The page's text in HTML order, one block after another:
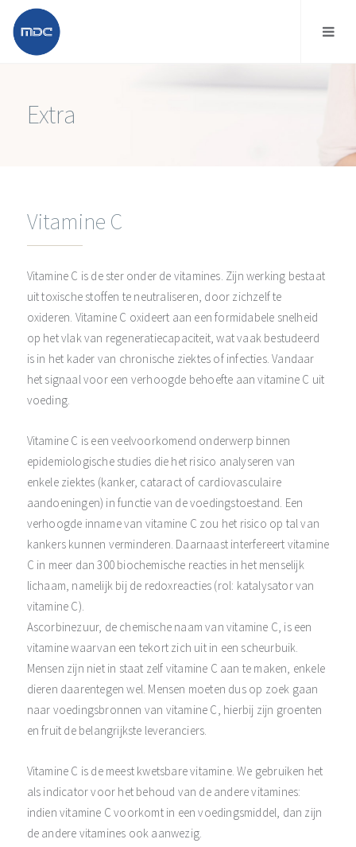
Extra
Vitamine C
Vitamine C is de ster onder de vitamines. Zijn werking bestaat
uit toxische stoffen te neutraliseren, door zichzelf te
oxideren. Vitamine C oxideert aan een formidabele snelheid
op het vlak van regeneratiecapaciteit, wat vaak bestudeerd
is in het kader van chronische ziektes of infecties. Vandaar
het signaal voor een verhoogde behoefte aan vitamine C uit
voeding.
Vitamine C is een veelvoorkomend onderwerp binnen
epidemiologische studies die het risico analyseren van
enkele ziektes (kanker, cataract of cardiovasculaire
aandoeningen) in functie van de voedingstoestand. Een
verhoogde inname van vitamine C zou het risico op tal van
kankers kunnen verminderen. Daarnaast interfereert vitamine
C in meer dan 300 biochemische reacties in het menselijk
lichaam, namelijk bij de redoxreacties (rol: katalysator van
vitamine C).
Ascorbinezuur, de chemische naam van vitamine C, is een
vitamine waarvan een tekort zich uit in een scheurbuik.
Mensen zijn niet in staat zelf vitamine C aan te maken, enkele
dieren daarentegen wel. Mensen moeten dus op zoek gaan
naar voedingsbronnen van vitamine C, hierbij zijn groenten
en fruit de belangrijkste leveranciers.
Vitamine C is de meest kwetsbare vitamine. We gebruiken het
als indicator voor het behoud van de andere vitamines:
indien vitamine C voorkomt in een voedingsmiddel, dan zijn
de andere vitamines ook aanwezig.